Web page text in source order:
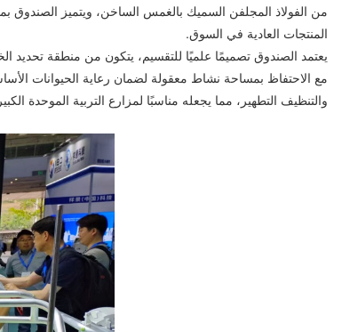
من الفولاذ المجلفن السميك بالغمس الساخن، ويتميز الصندوق
المنتجات العادية في السوق.
يعتمد الصندوق تصميمًا علميًا للتقسيم، يتكون من منطقة تحديد
مع الاحتفاظ بمساحة نشاط معقولة لضمان رعاية الحيوانات
والتنظيف التطهير، مما يجعله مناسبًا لمزارع التربية الموحدة